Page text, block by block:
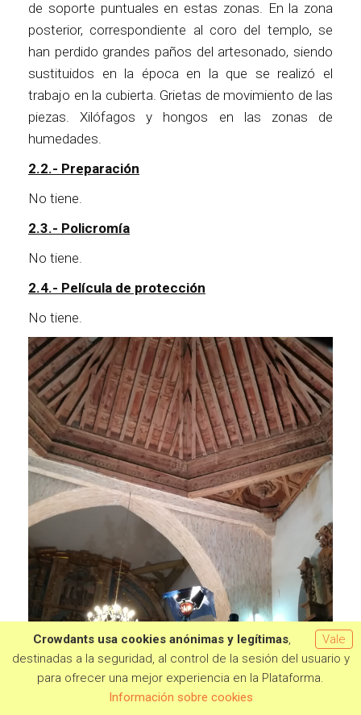
Quiero aportar
de soporte puntuales en estas zonas. En la zona
posterior, correspondiente al coro del templo, se
han perdido grandes paños del artesonado, siendo
sustituidos en la época en la que se realizó el
trabajo en la cubierta. Grietas de movimiento de las
piezas. Xilófagos y hongos en las zonas de
humedades.
2.2.- Preparación
No tiene.
2.3.- Policromía
No tiene.
2.4.- Película de protección
No tiene.
Vale
Crowdants usa cookies anónimas y legítimas,
destinadas a la seguridad, al control de la sesión del usuario y
para ofrecer una mejor experiencia en la Plataforma.
Información sobre cookies